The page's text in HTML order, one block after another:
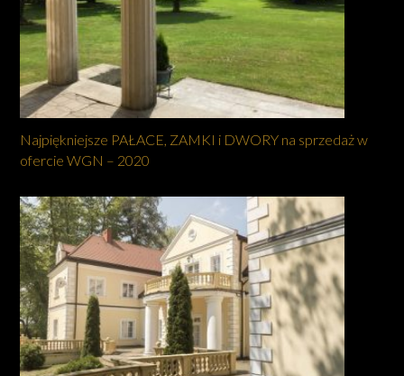
Najpiękniejsze PAŁACE, ZAMKI i DWORY na sprzedaż w
ofercie WGN – 2020